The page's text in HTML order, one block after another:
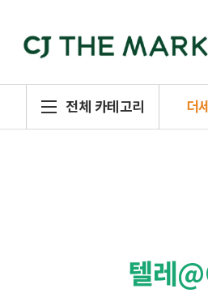
전체 카테고리 더
텔레